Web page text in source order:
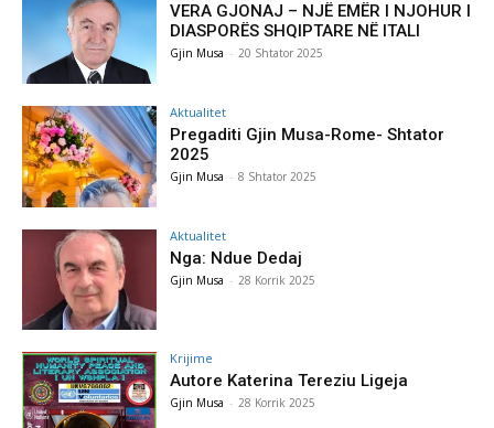
VERA GJONAJ – NJË EMËR I NJOHUR I
DIASPORËS SHQIPTARE NË ITALI
Gjin Musa - 20 Shtator 2025
Aktualitet
Pregaditi Gjin Musa-Rome- Shtator
2025
Gjin Musa - 8 Shtator 2025
Aktualitet
Nga: Ndue Dedaj
Gjin Musa - 28 Korrik 2025
Krijime
Autore Katerina Tereziu Ligeja
Gjin Musa - 28 Korrik 2025